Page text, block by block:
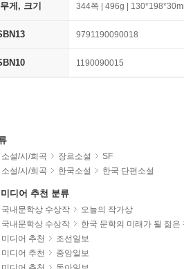
게, 크기 344쪽 | 496g |
9791190090018
1190090015
소설/시/희곡 장르소설
SF
소설/시/희곡 한국소설 한국 단편소설
디어 추천 분류
국내문학상 수상작
오늘의 작가상
국내문학상 수상작
한국 문학의 미래가 될 젊은
미디어 추천
조선일보
미디어 추천
중앙일보